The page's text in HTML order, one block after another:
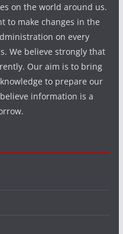
on the world around us.
to make changes in the
on every
We believe strongly that
Our aim is to bring
to prepare our
information is a